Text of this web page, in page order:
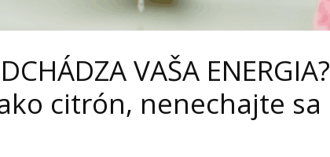
VAŠA ENERGIA?
citrón, nenechajte sa